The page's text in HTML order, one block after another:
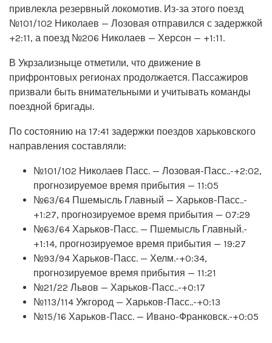
привлекла резервный локомотив. Из-за этого поезд
№101/102 Николаев — Лозовая отправился с задержкой
+2:11, а поезд №206 Николаев — Херсон — +1:11.
В Укрзализныце отметили, что движение в
прифронтовых регионах продолжается. Пассажиров
призвали быть внимательными и учитывать команды
поездной бригады.
По состоянию на 17:41 задержки поездов харьковского
направления составляли:
№101/102 Николаев Пасс. — Лозовая-Пасс..-+2:02,
прогнозируемое время прибытия — 11:05
№63/64 Пшемысль Главный — Харьков-Пасс..-
+1:27, прогнозируемое время прибытия — 07:29
№63/64 Харьков-Пасс. — Пшемысль Главный.-
+1:14, прогнозируемое время прибытия — 19:27
№93/94 Харьков-Пасс. — Хелм.-+0:34,
прогнозируемое время прибытия — 11:21
№21/22 Львов — Харьков-Пасс..-+0:17
№113/114 Ужгород — Харьков-Пасс..-+0:13
№15/16 Харьков-Пасс. — Ивано-Франковск.-+0:05